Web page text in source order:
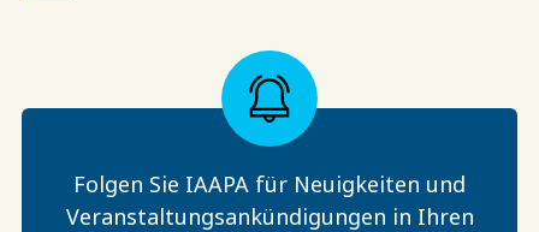
Folgen Sie IAAPA für Neuigkeiten und
Veranstaltungsankündigungen in Ihren